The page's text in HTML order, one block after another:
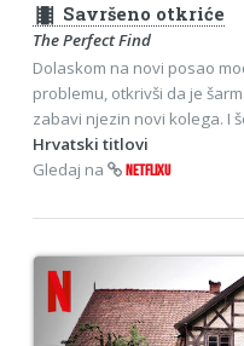
theaters Savršeno otkriće
The Perfect Find
Dolaskom na novi posao
problemu, otkrivši da je
zabavi njezin novi kolega. I
Hrvatski titlovi
Gledaj na
NETFLIXU